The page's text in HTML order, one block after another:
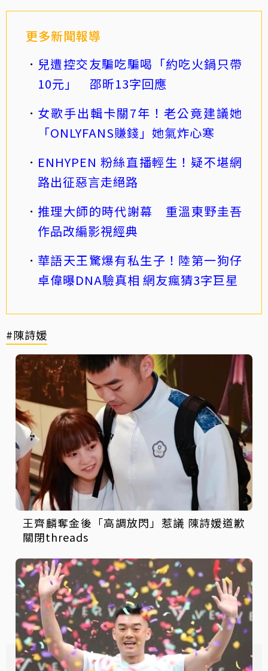
更多新聞報導
兒遭控交友騙吃騙喝「約吃火鍋只帶
10元」 邵昕13字回應
女歌手出輯卡關7年！老公竟建議她
「ONLYFANS賺錢」她氣炸心寒
ENHYPEN 粉絲直播輕生！疑不堪網
路出征惡言走絕路
推理大師的時代謝幕 重溫東野圭吾
作品改編影視經典
華語天王驚爆有私生子！陸第一狗仔
卓偉曝DNA驗真相 網友瘋猜3字巨星
#陳詩媛
王齊麟奪金後「高調放閃」惹議 陳詩媛道歉
關閉threads